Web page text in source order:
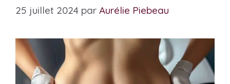
25 juillet 2024 par Aurélie Piebeau